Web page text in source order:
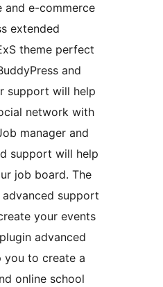
and e-commerce
extended
theme perfect
and
support will help
network with
manager and
support will help
job board. The
advanced support
your events
advanced
you to create a
online school